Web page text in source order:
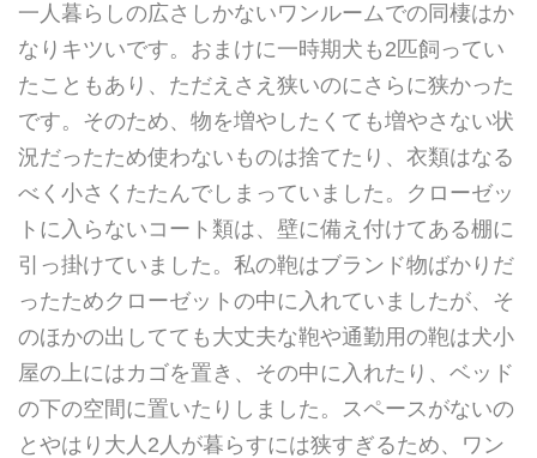
一人暮らしの広さしかないワンルームでの同棲はか
なりキツいです。おまけに一時期犬も2匹飼ってい
たこともあり、ただえさえ狭いのにさらに狭かった
です。そのため、物を増やしたくても増やさない状
況だったため使わないものは捨てたり、衣類はなる
べく小さくたたんでしまっていました。クローゼッ
トに入らないコート類は、壁に備え付けてある棚に
引っ掛けていました。私の鞄はブランド物ばかりだ
ったためクローゼットの中に入れていましたが、そ
のほかの出してても大丈夫な鞄や通勤用の鞄は犬小
屋の上にはカゴを置き、その中に入れたり、ベッド
の下の空間に置いたりしました。スペースがないの
とやはり大人2人が暮らすには狭すぎるため、ワン